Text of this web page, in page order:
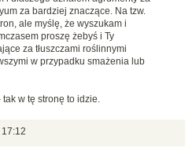
za bardziej znaczące. Na tzw.
ale myślę, że wyszukam i
proszę żebyś i Ty
za tłuszczami roślinnymi
w przypadku smażenia lub
w tę stronę to idzie.